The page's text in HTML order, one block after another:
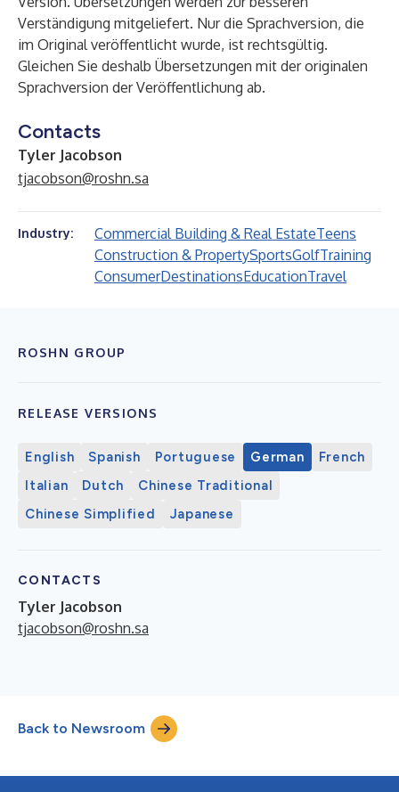
Verständigung mitgeliefert. Nur die Sprachversion, die
im Original veröffentlicht wurde, ist rechtsgültig.
Gleichen Sie deshalb Übersetzungen mit der originalen
Sprachversion der Veröffentlichung ab.
Contacts
Tyler Jacobson
tjacobson@roshn.sa
Industry: Commercial Building & Real EstateTeens
Construction & PropertySportsGolfTraining
ConsumerDestinationsEducationTravel
ROSHN GROUP
RELEASE VERSIONS
English Spanish Portuguese German
French
Italian
Dutch
Chinese Traditional
Chinese Simplified
Japanese
CONTACTS
Tyler Jacobson
tjacobson@roshn.sa
Back to Newsroom